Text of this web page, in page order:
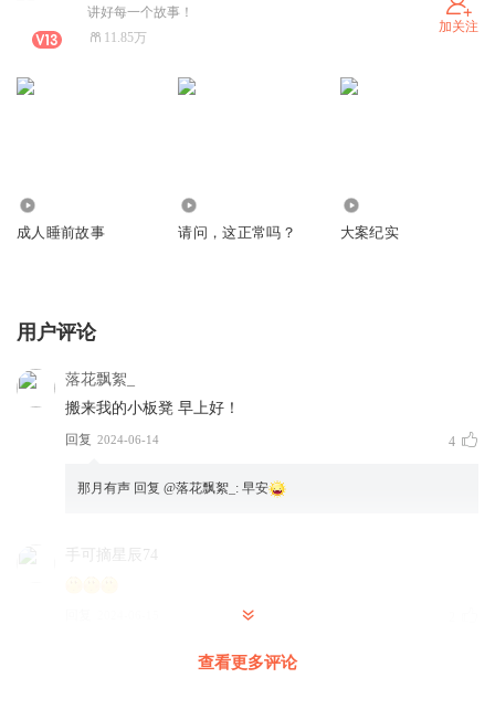
讲好每一个故事！
11.85万
加关注
成人睡前故事 请问，这正常吗？ 大案纪实
用户评论
落花飘絮_
搬来我的小板凳 早上好！
回复 2024-06-14 4
那月有声 回复 @落花飘絮_ : 早安
手可摘星辰74
手可摘星辰74:
查看更多评论